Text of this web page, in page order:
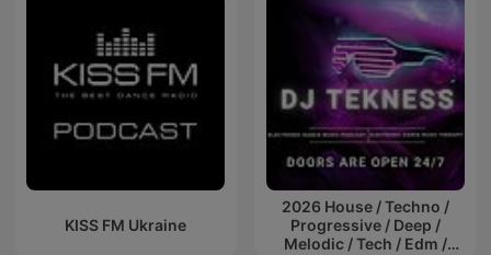
KISS FM Ukraine
2026 House / Techno /
Progressive / Deep /
Melodic / Tech / Edm /